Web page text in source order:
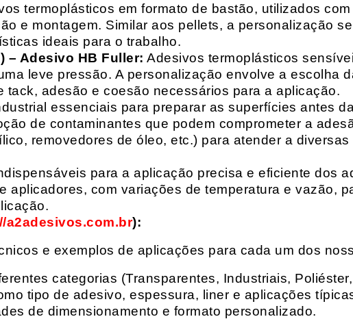
termoplásticos em formato de bastão, utilizados
e montagem. Similar aos pellets, a personalização
ideais para o trabalho.
– Adesivo HB Fuller: Adesivos termoplásticos
leve pressão. A personalização envolve a escolha
adesão e coesão necessários para a aplicação.
essenciais para preparar as superfícies antes
de contaminantes que podem comprometer a
removedores de óleo, etc.) para atender a
para a aplicação precisa e eficiente dos
aplicadores, com variações de temperatura e vazão,
a2adesivos.com.br):
e exemplos de aplicações para cada um dos
categorias (Transparentes, Industriais,
tipo de adesivo, espessura, liner e aplicações
de dimensionamento e formato personalizado.